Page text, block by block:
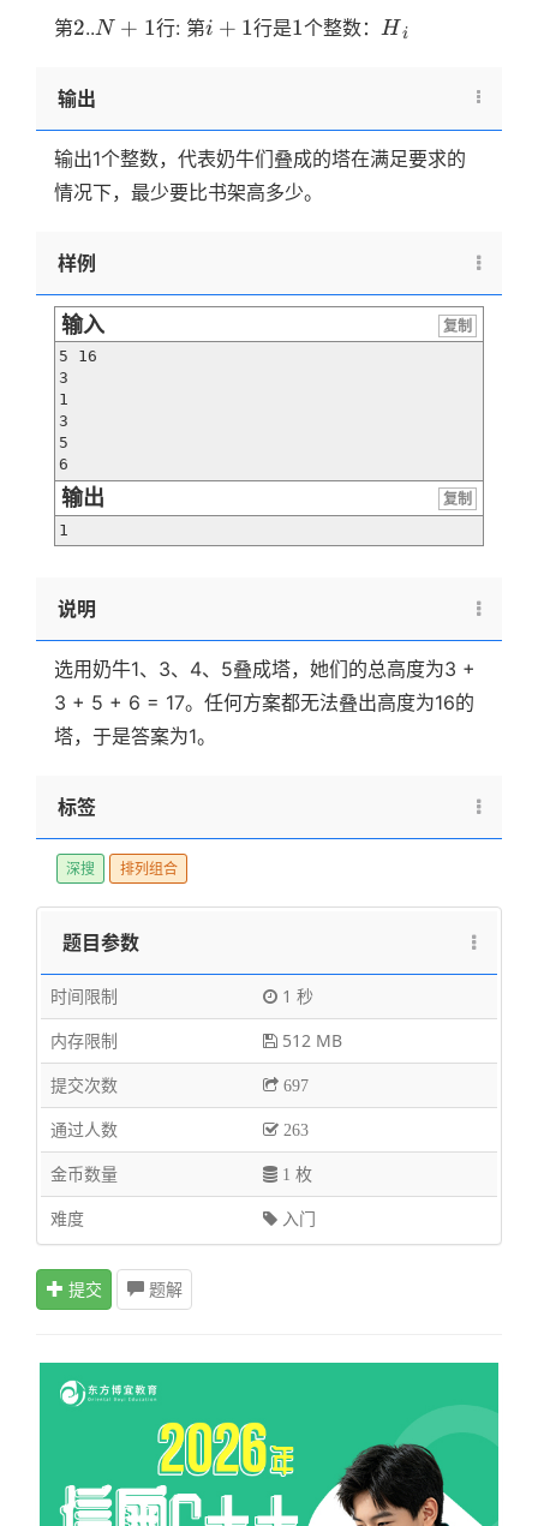
第2
2.. N+1
N + 1行: 第i+1
i + 1行是1
1个整数：H
H i
i
输出
输出1个整数，代表奶牛们叠成的塔在满足要求的
情况下，最少要比书架高多少。
样例
输入
复制
5 16
3
1
3
5
6
输出
复制
1
说明
选用奶牛1、3、4、5叠成塔，她们的总高度为3 +
3 + 5 + 6 = 17。任何方案都无法叠出高度为16的
塔，于是答案为1。
标签
深搜 排列组合
题目参数
时间限制
1 秒
内存限制
512 MB
提交次数
697
通过人数 263
金币数量 1 枚
难度 入门
提交 题解